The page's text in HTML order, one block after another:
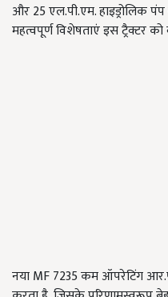
और 25 एल.पी.एम. हाइड्रोलिक
महत्वपूर्ण विशेषताएं इस ट्रैक्टर
नया MF 7235 कम ऑपरेटिंग